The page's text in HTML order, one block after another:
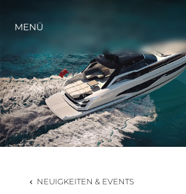
LIFESTYLE
INNOVATION
DIE FIRMA
DAS TEAM
MENÜ
NEUIGKEITEN & EVENTS